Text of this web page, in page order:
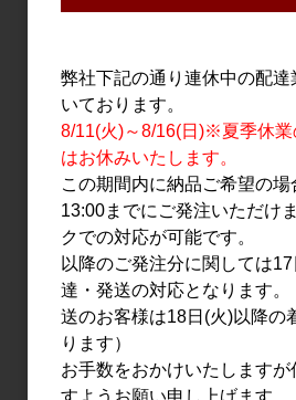
1,400円
焼酎・泡盛 日本
弊社下記の通り連休中の配
いております。
8/11(火)～8/16(日)※夏季休業
はお休みいたします。
この期間内に納品ご希望の
13:00までにご発注いただけ
クでの対応が可能です。
以降のご発注分に関しては
達・発送の対応となります。
送のお客様は18日(火)以降の
ります）
お手数をおかけいたしますが
すようお願い申し上げます。